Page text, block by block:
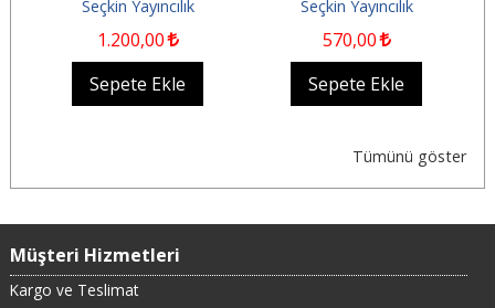
Seçkin Yayıncılık
1.200,00
Sepete Ekle
Seçkin Yayıncılık
570,00
Sepete Ekle
Tümünü göster
Müşteri Hizmetleri
Kargo ve Teslimat